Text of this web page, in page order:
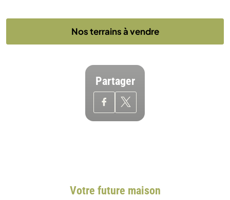
Nos terrains à vendre
Partager
Votre future maison